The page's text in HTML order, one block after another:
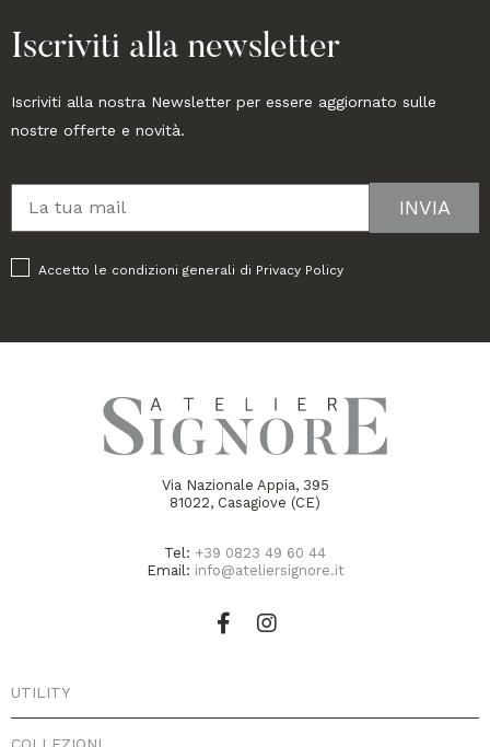
Iscriviti alla newsletter
Iscriviti alla nostra Newsletter per essere aggiornato sulle
nostre offerte e novità.
Accetto le condizioni generali di Privacy Policy
Via Nazionale Appia, 395
81022, Casagiove (CE)
Tel: +39 0823 49 60 44
Email: info@ateliersignore.it
UTILITY